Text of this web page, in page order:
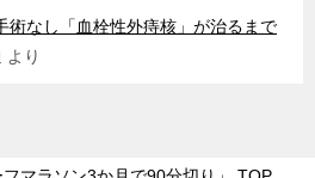
術なし「血栓性外痔核」が治るまで
より